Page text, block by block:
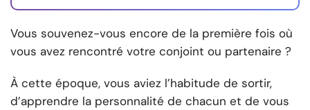
Vous souvenez-vous encore de la première fois où
vous avez rencontré votre conjoint ou partenaire ?
À cette époque, vous aviez l’habitude de sortir,
d’apprendre la personnalité de chacun et de vous